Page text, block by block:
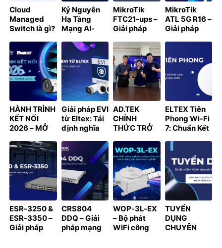
Cloud
Managed
Switch là gì?
NSW3000,
NSW2100
lên Cloud và
nhận điểm
thưởng cùng
chương trình
LET’S GO TO
CLOUD 2026
Kỷ Nguyên
Hạ Tầng
Mạng AI-
Pháp Từ
Connect
MikroTik
FTC21-ups –
Giải pháp
Converter
tích hợp UPS
dành cho hệ
thống mạng
ngoài trời
MikroTik
ATL 5G R16 –
Giải pháp
suất cao cho
doanh
nghiệp hiện
HÀNH TRÌNH
KẾT NỐI
2026 – MỞ
SINH THÁI,
LAN TỎA GIÁ
TRỊ HỢP TÁC
KHU VỰC
PHÍA NAM
Giải pháp EVI
từ Eltex: Tái
định nghĩa
giám sát và
kiểm soát
truy cập
AD.TEK
CHÍNH
THỨC TRỞ
TÁC CHIẾN
LƯỢC CỦA
SPON TẠI
VIỆT NAM
ELTEX Tiên
Phong Wi-Fi
7: Chuẩn Kết
Mới Cho Hạ
Tầng Doanh
Nghiệp 2026
ESR-3250 &
ESR-3350 –
Giải pháp
CRS804
DDQ – Giải
pháp mạng
WOP-3L-EX
– Bộ phát
WiFi công
TUYỂN
DỤNG
CHUYÊN